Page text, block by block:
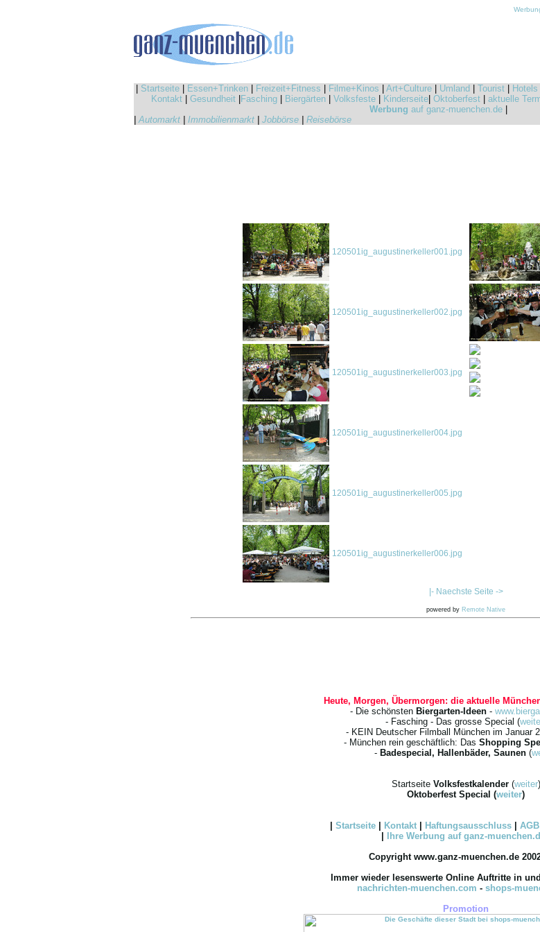
Startseite Essen+Trinken Freizeit+Fitness Filme+Kinos Art+Culture Umland Tourist Hotels
Kontakt
Gesundheit Fasching Biergärten Volksfeste Kinderseite Oktoberfest aktuelle
Werbung auf ganz-muenchen.de
|Automarkt Immobilienmarkt Jobbörse Reisebörse
120501ig_augustinerkeller001.jpg
120501ig_augustinerkeller002.jpg
120501ig_augustinerkeller003.jpg
120501ig_augustinerkeller004.jpg
120501ig_augustinerkeller005.jpg
120501ig_augustinerkeller006.jpg
|- Naechste Seite ->
powered by Remote Native
Heute, Morgen, Übermorgen: die aktuelle
- Die schönsten Biergarten-Ideen-
- Fasching - Das grosse Special (
- KEIN Deutscher Filmball München im Januar
- München rein geschäftlich: Das Shopping
- Badespecial, Hallenbäder, Saunen(
Startseite Volksfestkalender(weiter)
Oktoberfest Special (weiter)
Startseite Kontakt Haftungsausschluss AGB
IhreWerbung auf ganz-
Copyright www.ganz-muenchen.de
Immer wieder lesenswerte Online Auftritte in
nachrichten-muenchen.com - shops-
Promotion